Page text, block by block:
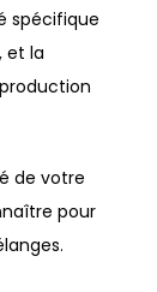
spécifique
et la
de votre
pour